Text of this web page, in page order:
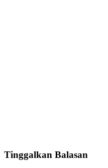
Tinggalkan Balasan